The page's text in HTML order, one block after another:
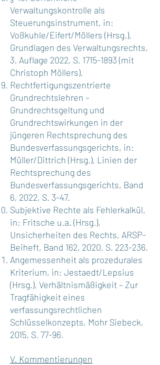
Verwaltungskontrolle als
Steuerungsinstrument, in:
Voßkuhle/Eifert/Möllers (Hrsg.),
Grundlagen des Verwaltungsrechts,
3. Auflage 2022, S. 1715-1893 (mit
Christoph Möllers).
Rechtfertigungszentrierte
Grundrechtslehren –
Grundrechtsgeltung und
Grundrechtswirkungen in der
jüngeren Rechtsprechung des
Bundesverfassungsgerichts, in:
Müller/Dittrich (Hrsg.), Linien der
Rechtsprechung des
Bundesverfassungsgerichts, Band
6, 2022, S. 3-47.
Subjektive Rechte als Fehlerkalkül,
in: Fritsche u.a. (Hrsg.),
Unsicherheiten des Rechts, ARSP-
Beiheft, Band 162, 2020, S. 223-236.
Angemessenheit als prozedurales
Kriterium, in: Jestaedt/Lepsius
(Hrsg.), Verhältnismäßigkeit – Zur
Tragfähigkeit eines
verfassungsrechtlichen
Schlüsselkonzepts, Mohr Siebeck,
2015, S. 77-96.
V. Kommentierungen